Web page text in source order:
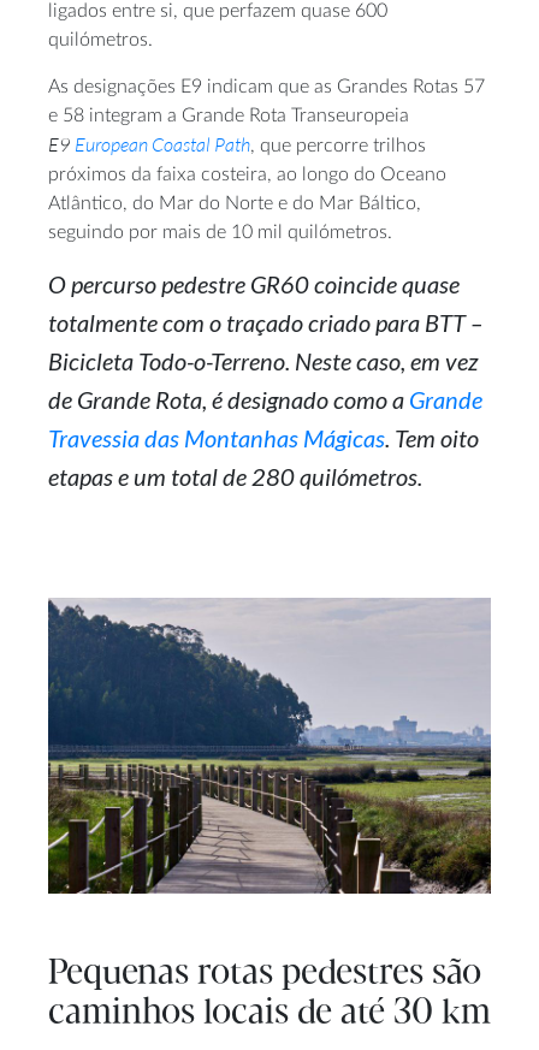
ligados entre si, que perfazem quase 600
quilómetros.
As designações E9 indicam que as Grandes Rotas 57
e 58 integram a Grande Rota Transeuropeia
E9 European Coastal Path, que percorre trilhos
próximos da faixa costeira, ao longo do Oceano
Atlântico, do Mar do Norte e do Mar Báltico,
seguindo por mais de 10 mil quilómetros.
O percurso pedestre GR60 coincide quase
totalmente com o traçado criado para BTT –
Bicicleta Todo-o-Terreno. Neste caso, em vez
de Grande Rota, é designado como a Grande
Travessia das Montanhas Mágicas. Tem oito
etapas e um total de 280 quilómetros.
Pequenas rotas pedestres são
caminhos locais de até 30 km